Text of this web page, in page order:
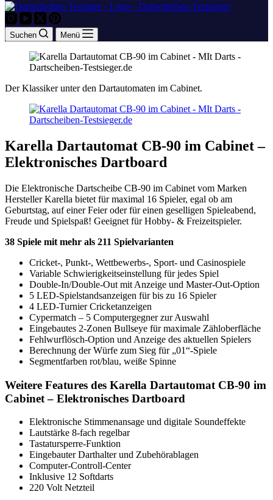
Suchen Menü
Der Klassiker unter den Dartautomaten im Cabinet.
Karella Dartautomat CB-90 im Cabinet –
Elektronisches Dartboard
Die Elektronische Dartscheibe CB-90 im Cabinet vom Marken
Hersteller Karella bietet für maximal 16 Spieler, egal ob am
Geburtstag, auf einer Feier oder für einen geselligen Spieleabend,
Freude und Spielspaß! Geeignet für Hobby- & Freizeitspieler.
38 Spiele mit mehr als 211 Spielvarianten
Cricket-, Punkt-, Wettbewerbs-, Sport- und Casinospiele
Variable Schwierigkeitseinstellung für jedes Spiel
Double-In/Double-Out mit Anzeige und Master-Out-Option
5 LED-Spielstandsanzeigen für bis zu 16 Spieler
4 LED-Turnier Cricketanzeigen
Cypermatch – 5 Computergegner zur Auswahl
Eingebautes 2-Zonen Bullseye für maximale Zähloberfläche
Fehlwurflösch-Option und Anzeige des aktuellen Spielers
Berechnung der Würfe zum Sieg für „01“-Spiele
Segmentfarben rot/blau, weiße Spinne
Weitere Features des Karella Dartautomat CB-90 im
Cabinet – Elektronisches Dartboard
Elektronische Stimmenansage und digitale Soundeffekte
Lautstärke 8-fach regelbar
Tastatursperre-Funktion
Eingebauter Darthalter und Zubehörablagen
Computer-Controll-Center
Inklusive 12 Softdarts
220 Volt Netzteil